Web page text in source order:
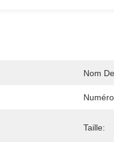
Nom
Taille: